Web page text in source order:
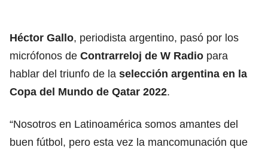
Héctor Gallo, periodista argentino, pasó por los
micrófonos de Contrarreloj de W Radio para
hablar del triunfo de la selección argentina en la
Copa del Mundo de Qatar 2022.
“Nosotros en Latinoamérica somos amantes del
buen fútbol, pero esta vez la mancomunación que